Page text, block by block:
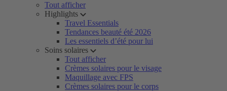
Tout afficher
Highlights
Travel Essentials
Tendances beauté été 2026
Les essentiels d’été pour lui
Soins solaires
Tout afficher
Crèmes solaires pour le visage
Maquillage avec FPS
Crèmes solaires pour le corps